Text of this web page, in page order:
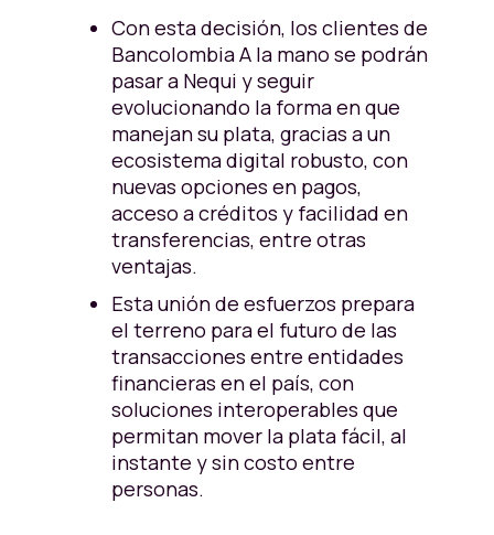
Con esta decisión, los clientes de
Bancolombia A la mano se podrán
pasar a Nequi y seguir
evolucionando la forma en que
manejan su plata, gracias a un
ecosistema digital robusto, con
nuevas opciones en pagos,
acceso a créditos y facilidad en
transferencias, entre otras
ventajas.
Esta unión de esfuerzos prepara
el terreno para el futuro de las
transacciones entre entidades
financieras en el país, con
soluciones interoperables que
permitan mover la plata fácil, al
instante y sin costo entre
personas.